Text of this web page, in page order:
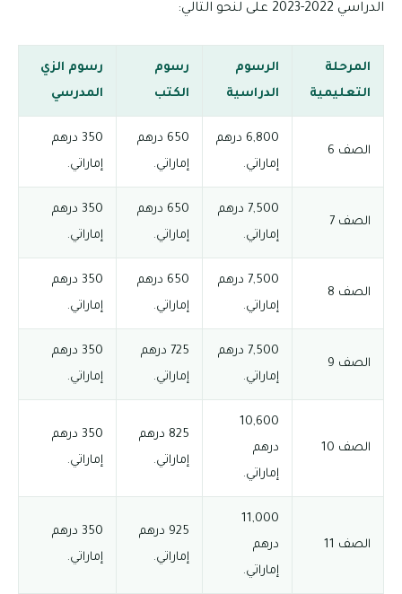
الدراسي 2022-2023 على لنحو التالي:
المرحلة
التعليمية
الرسوم
الدراسية
رسوم
الكتب
رسوم الزي
المدرسي
الصف 6
6,800 درهم
إماراتي.
650 درهم
إماراتي.
350 درهم
إماراتي.
الصف 7
7,500 درهم
إماراتي.
650 درهم
إماراتي.
350 درهم
إماراتي.
الصف 8
7,500 درهم
إماراتي.
650 درهم
إماراتي.
350 درهم
إماراتي.
الصف 9
7,500 درهم
إماراتي.
725 درهم
إماراتي.
350 درهم
إماراتي.
الصف 10
10,600
درهم
إماراتي.
825 درهم
إماراتي.
350 درهم
إماراتي.
الصف 11
11,000
درهم
إماراتي.
925 درهم
إماراتي.
350 درهم
إماراتي.